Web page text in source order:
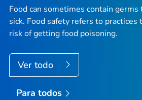
Food can sometimes contain germs
sick. Food safety refers to practices
risk of getting food poisoning.
Ver todo
Para todos